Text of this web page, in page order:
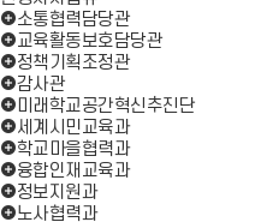
소통협력담당관
교육활동보호담당관
정책기획조정관
감사관
미래학교공간혁신추진단
세계시민교육과
학교마을협력과
융합인재교육과
정보지원과
노사협력과